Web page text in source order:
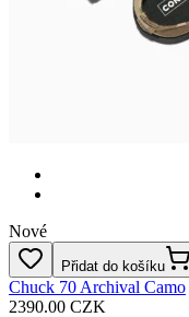
Nové
Přidat do košíku
Chuck 70 Archival Camo
2390.00 CZK